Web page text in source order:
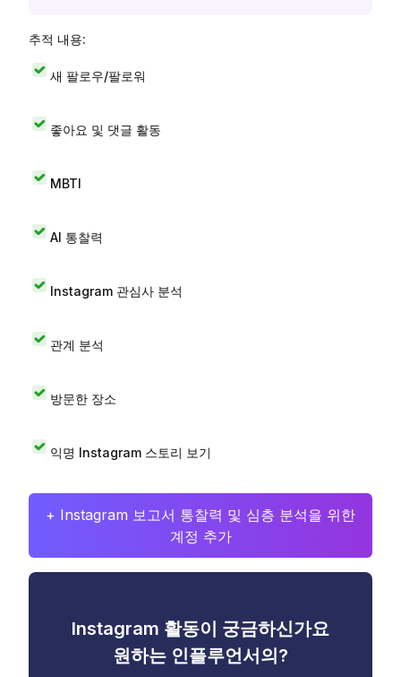
추적 내용:
새 팔로우/팔로워
좋아요 및 댓글 활동
MBTI
AI 통찰력
Instagram 관심사 분석
관계 분석
방문한 장소
익명 Instagram 스토리 보기
+ Instagram 보고서 통찰력 및 심층 분석을 위한
계정 추가
Instagram 활동이 궁금하신가요
원하는 인플루언서의?